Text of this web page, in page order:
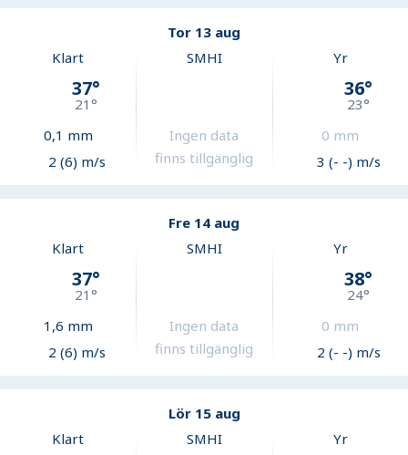
Tor 13 aug
Klart
37°
21°
0,1 mm
2 (6) m/s
SMHI
Ingen data
finns tillgänglig
Yr
36°
23°
0 mm
3 (- -) m/s
Fre 14 aug
Klart
37°
21°
1,6 mm
2 (6) m/s
SMHI
Ingen data
finns tillgänglig
Yr
38°
24°
0 mm
2 (- -) m/s
Lör 15 aug
Klart
SMHI Yr